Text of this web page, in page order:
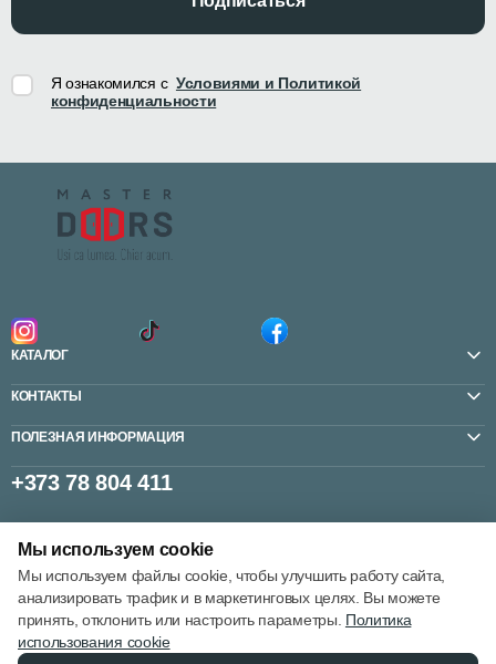
Я ознакомился с Условиями и Политикой
конфиденциальности
КАТАЛОГ
КОНТАКТЫ
ПОЛЕЗНАЯ ИНФОРМАЦИЯ
+373 78 804 411
Настройки cookie
Политика использования cookie
Мы используем cookie
Мы используем файлы cookie, чтобы улучшить работу сайта,
анализировать трафик и в маркетинговых целях. Вы можете
принять, отклонить или настроить параметры. Политика
использования cookie